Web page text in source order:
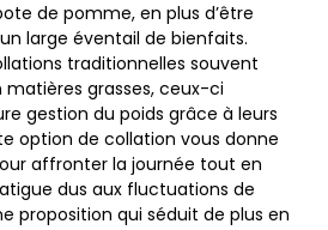
de pomme, en plus d’être
large éventail de bienfaits.
traditionnelles souvent
grasses, ceux-ci
gestion du poids grâce à leurs
option de collation vous donne
affronter la journée tout en
dus aux fluctuations de
proposition qui séduit de plus en